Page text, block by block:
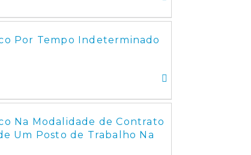
Por Tempo Indeterminado
Na Modalidade de Contrato
Um Posto de Trabalho Na